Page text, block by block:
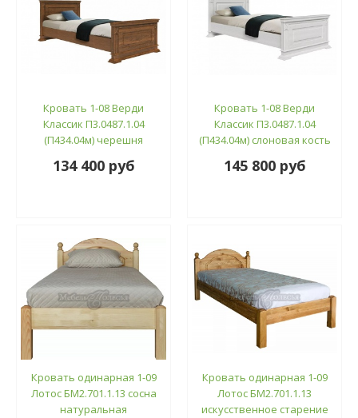
Кровать 1-08 Верди
Классик П3.0487.1.04
(П434.04м) черешня
134 400 руб
Кровать 1-08 Верди
Классик П3.0487.1.04
(П434.04м) слоновая кость
145 800 руб
Кровать одинарная 1-09
Лотос БМ2.701.1.13 сосна
натуральная
Кровать одинарная 1-09
Лотос БМ2.701.1.13
искусственное старение